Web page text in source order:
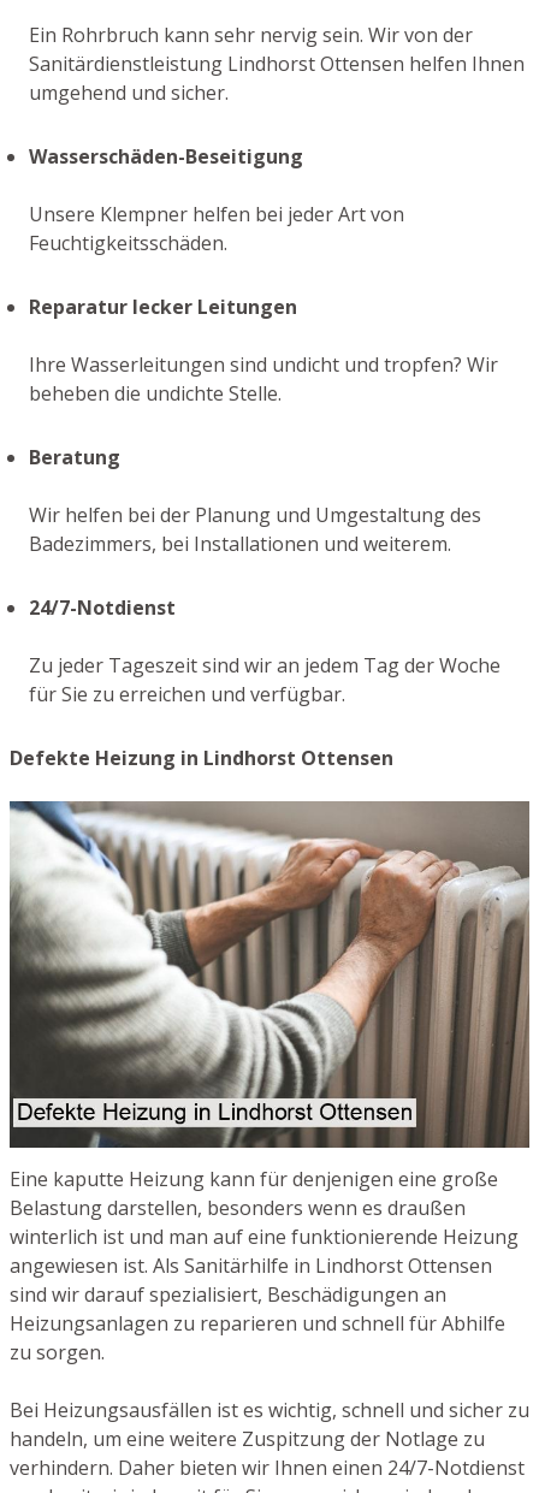
Ein Rohrbruch kann sehr nervig sein. Wir von der
Sanitärdienstleistung Lindhorst Ottensen helfen Ihnen
umgehend und sicher.
Wasserschäden-Beseitigung
Unsere Klempner helfen bei jeder Art von
Feuchtigkeitsschäden.
Reparatur lecker Leitungen
Ihre Wasserleitungen sind undicht und tropfen? Wir
beheben die undichte Stelle.
Beratung
Wir helfen bei der Planung und Umgestaltung des
Badezimmers, bei Installationen und weiterem.
24/7-Notdienst
Zu jeder Tageszeit sind wir an jedem Tag der Woche
für Sie zu erreichen und verfügbar.
Defekte Heizung in Lindhorst Ottensen
Eine kaputte Heizung kann für denjenigen eine große
Belastung darstellen, besonders wenn es draußen
winterlich ist und man auf eine funktionierende Heizung
angewiesen ist. Als Sanitärhilfe in Lindhorst Ottensen
sind wir darauf spezialisiert, Beschädigungen an
Heizungsanlagen zu reparieren und schnell für Abhilfe
zu sorgen.
Bei Heizungsausfällen ist es wichtig, schnell und sicher zu
handeln, um eine weitere Zuspitzung der Notlage zu
verhindern. Daher bieten wir Ihnen einen 24/7-Notdienst